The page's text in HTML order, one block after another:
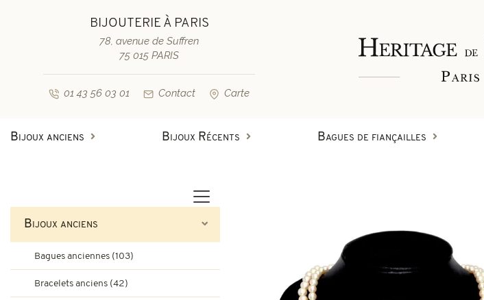
BIJOUTERIE À PARIS
78, avenue de Suffren
75 015 PARIS
01 43 56 03 01 Contact Carte
Bijoux anciens
Boucles d'oreilles anciennes
Bijoux Récents
Bagues vintage & d'occasion
Bracelets vintage & d'occasion
Bagues de fiançailles
Bagues de fiançailles diamant
Créations en diamant
Bijoux anciens
Bagues anciennes (103)
Bracelets anciens (42)